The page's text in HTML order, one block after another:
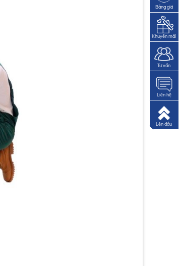
Bảng giá
Khuyến mãi
Tư vấn
Liên hệ
Lên đầu